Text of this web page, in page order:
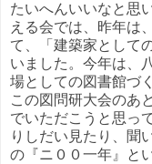
たいへんいいなと思
える会では、昨年は
て、「建築家として
いました。今年は、
場としての図書館づ
この図問研大会のあ
でいただこうと思っ
りしだい見たり、聞
の『ニ００一年』と